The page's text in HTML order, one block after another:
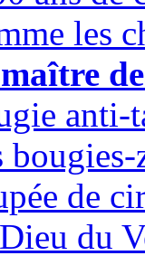
les
anti-
bougies-
de
du